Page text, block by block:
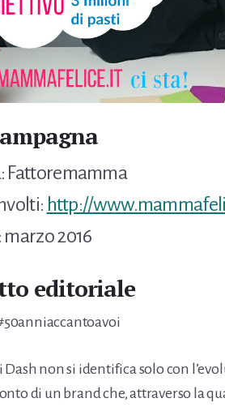
Fattoremamma
http://
marzo 2016
editoriale
Dash non si identifica solo con
di un brand che, attraverso la